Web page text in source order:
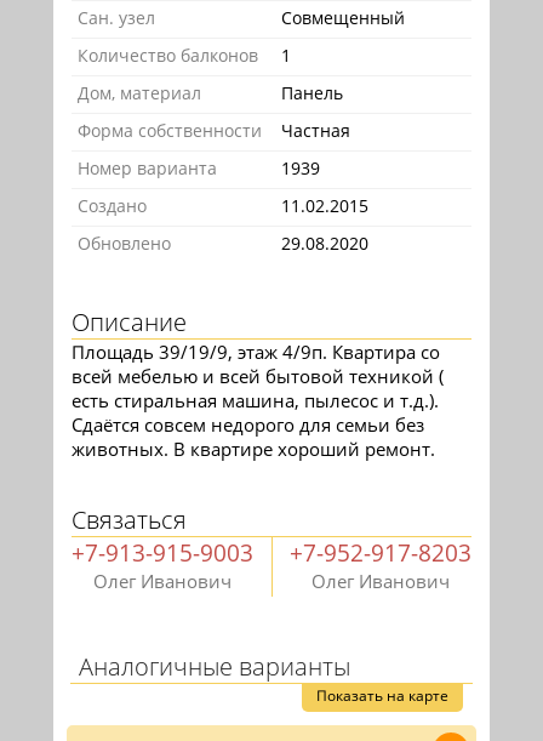
Сан. узел
Совмещенный
Количество балконов
1
Дом, материал
Панель
Форма собственности
Частная
Номер варианта
1939
Создано
11.02.2015
Обновлено
29.08.2020
Описание
Площадь 39/19/9, этаж 4/9п. Квартира со
всей мебелью и всей бытовой техникой (
есть стиральная машина, пылесос и т.д.).
Сдаётся совсем недорого для семьи без
животных. В квартире хороший ремонт.
Связаться
+7-913-915-9003
Олег Иванович
+7-952-917-8203
Олег Иванович
Аналогичные варианты
Показать на карте